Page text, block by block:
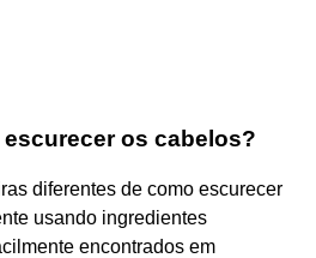
os cabelos?
diferentes de como escurecer
usando ingredientes
encontrados em